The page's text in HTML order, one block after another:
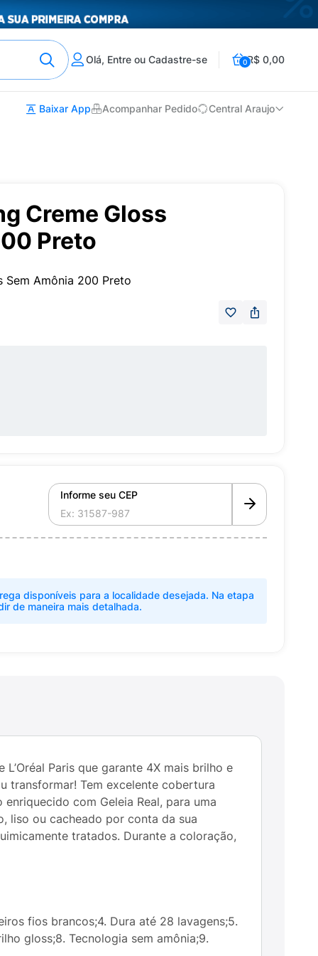
Olá, Entre ou Cadastre-se 0R$ 0,00
Baixar App Acompanhar Pedido Central Araujo
Creme Gloss
Preto
Sem Amônia 200 Preto
Informe seu CEP
disponíveis para a localidade desejada. Na etapa
de maneira mais detalhada.
Paris que garante 4X mais brilho e
transformar! Tem excelente cobertura
com Geleia Real, para uma
liso ou cacheado por conta da sua
tratados. Durante a coloração,
fios brancos;4. Dura até 28 lavagens;5.
gloss;8. Tecnologia sem amônia;9.